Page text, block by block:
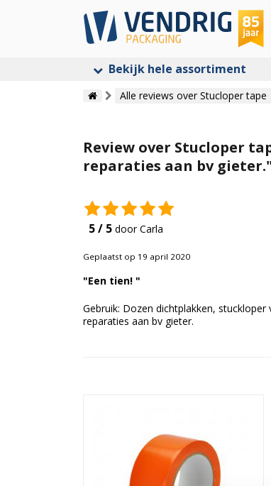
Bekijk hele assortiment
Alle reviews over Stucloper tape
Review over Stucloper
reparaties aan bv gieter."
5 / 5 door Carla
Geplaatst op 19 april 2020
"Een tien! "
Gebruik: Dozen dichtplakken, stuckloper
reparaties aan bv gieter.